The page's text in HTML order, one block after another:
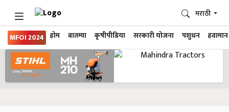
MFOI 2024 होम बातम्या कृषीपीडिया सरकारी योजना पशुधन हवामान
मराठी